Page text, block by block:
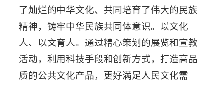
了灿烂的中华文化、共同培育了伟大的民族
精神，铸牢中华民族共同体意识。以文化
人、以文育人。通过精心策划的展览和宣教
活动，利用科技手段和创新方式，打造高品
质的公共文化产品，更好满足人民文化需